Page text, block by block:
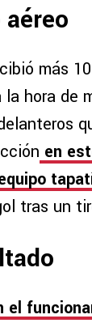
más
hora de
en
tras un
el